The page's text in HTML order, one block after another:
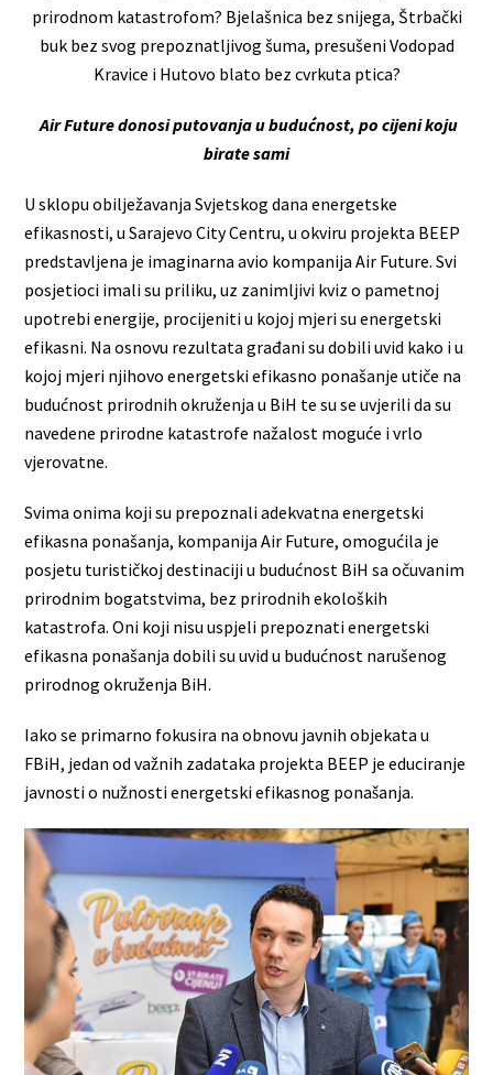
prirodnom katastrofom? Bjelašnica bez snijega, Štrbački
buk bez svog prepoznatljivog šuma, presušeni Vodopad
Kravice i Hutovo blato bez cvrkuta ptica?
Air Future donosi putovanja u budućnost, po cijeni koju
birate sami
U sklopu obilježavanja Svjetskog dana energetske
efikasnosti, u Sarajevo City Centru, u okviru projekta BEEP
predstavljena je imaginarna avio kompanija Air Future. Svi
posjetioci imali su priliku, uz zanimljivi kviz o pametnoj
upotrebi energije, procijeniti u kojoj mjeri su energetski
efikasni. Na osnovu rezultata građani su dobili uvid kako i u
kojoj mjeri njihovo energetski efikasno ponašanje utiče na
budućnost prirodnih okruženja u BiH te su se uvjerili da su
navedene prirodne katastrofe nažalost moguće i vrlo
vjerovatne.
Svima onima koji su prepoznali adekvatna energetski
efikasna ponašanja, kompanija Air Future, omogućila je
posjetu turističkoj destinaciji u budućnost BiH sa očuvanim
prirodnim bogatstvima, bez prirodnih ekoloških
katastrofa. Oni koji nisu uspjeli prepoznati energetski
efikasna ponašanja dobili su uvid u budućnost narušenog
prirodnog okruženja BiH.
Iako se primarno fokusira na obnovu javnih objekata u
FBiH, jedan od važnih zadataka projekta BEEP je educiranje
javnosti o nužnosti energetski efikasnog ponašanja.